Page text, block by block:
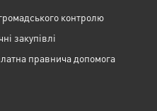
контролю
закупівлі
правнича допомога